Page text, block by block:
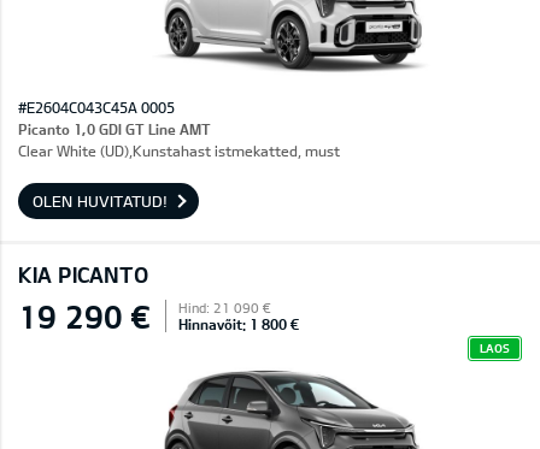
#E2604C043C45A 0005
Picanto 1,0 GDI GT Line AMT
Clear White (UD),Kunstahast istmekatted, must
OLEN HUVITATUD!
KIA PICANTO
19 290 € Hind: 21 090 €
Hinnavõit: 1 800 €
LAOS